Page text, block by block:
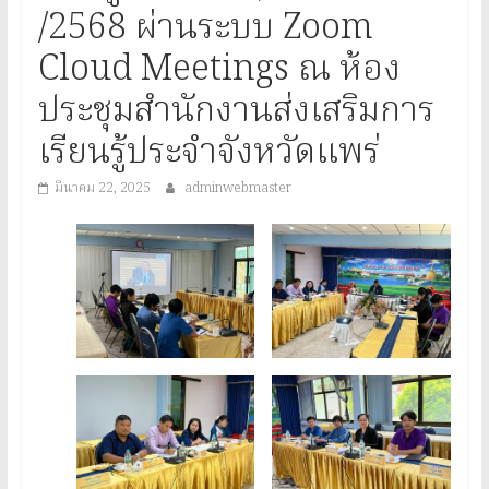
/2568 ผ่านระบบ Zoom
Cloud Meetings ณ ห้อง
ประชุมสำนักงานส่งเสริมการ
เรียนรู้ประจำจังหวัดแพร่
มีนาคม 22, 2025 adminwebmaster